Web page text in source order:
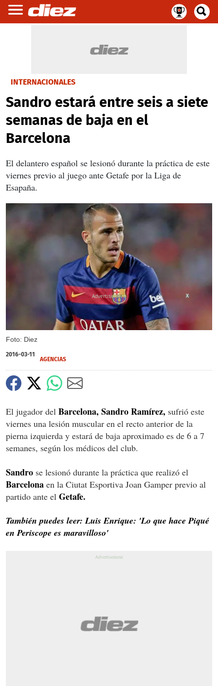
INTERNACIONALES
Sandro estará entre seis a siete
semanas de baja en el
Barcelona
El delantero español se lesionó durante la práctica de este
viernes previo al juego ante Getafe por la Liga de
Esapaña.
Foto: Diez
X
2016-03-11
AGENCIAS
El jugador del Barcelona, Sandro Ramírez, sufrió este
viernes una lesión muscular en el recto anterior de la
pierna izquierda y estará de baja aproximado es de 6 a 7
semanes, según los médicos del club.
Sandro se lesionó durante la práctica que realizó el
Barcelona en la Ciutat Esportiva Joan Gamper previo al
partido ante el Getafe.
También puedes leer: Luis Enrique: 'Lo que hace Piqué
en Periscope es maravilloso'